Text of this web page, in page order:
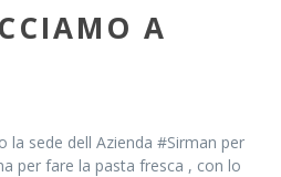
A
la sede dell Azienda #Sirman per
per fare la pasta fresca , con lo